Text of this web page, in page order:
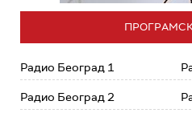
Радио Београд 1
Радио Београд 2